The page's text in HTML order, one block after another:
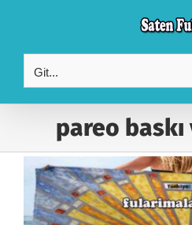
content
Git...
pareo baskı